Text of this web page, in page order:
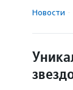
Новости ·